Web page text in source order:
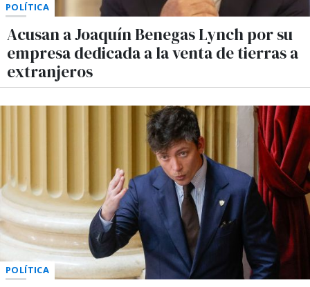
POLÍTICA
Acusan a Joaquín Benegas Lynch por su
empresa dedicada a la venta de tierras a
extranjeros
POLÍTICA